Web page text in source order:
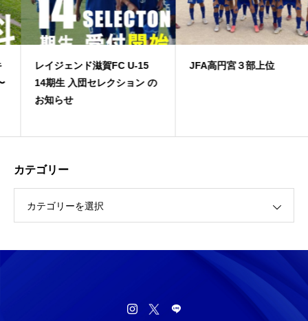
レイジェンド滋賀FC U-15
14期生 入団セレクション の
お知らせ
JFA高円宮３部上位
カテゴリー
カテゴリーを選択